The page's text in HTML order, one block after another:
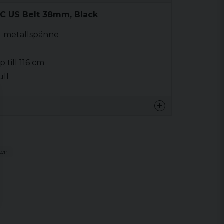
US Belt 38mm, Black
metallspänne
till 116 cm